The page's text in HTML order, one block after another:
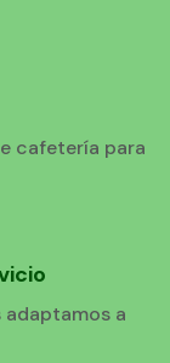
cafetería para
a